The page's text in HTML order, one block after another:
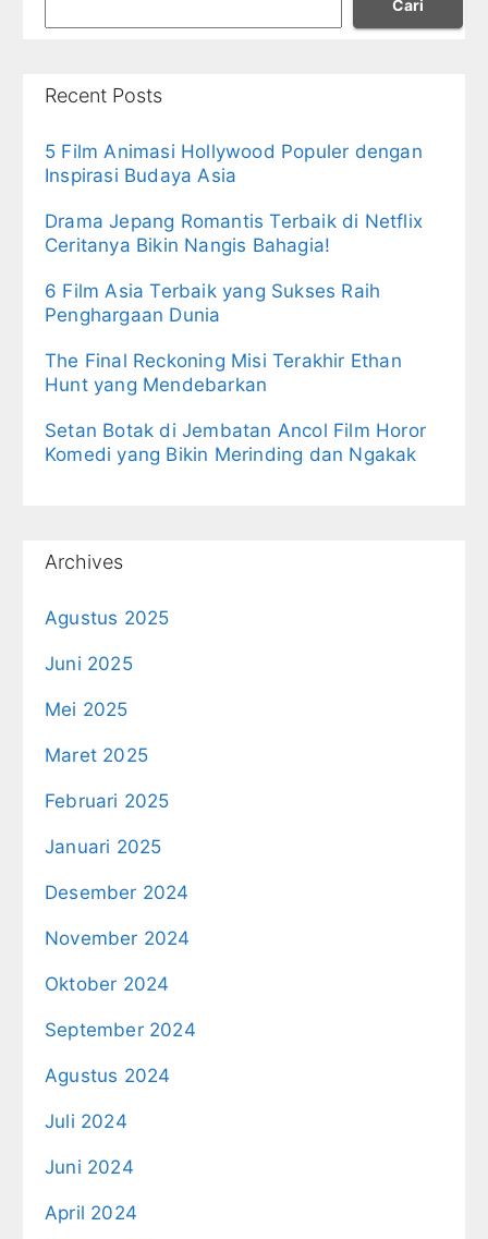
Cari
Recent Posts
5 Film Animasi Hollywood Populer dengan
Inspirasi Budaya Asia
Drama Jepang Romantis Terbaik di Netflix
Ceritanya Bikin Nangis Bahagia!
6 Film Asia Terbaik yang Sukses Raih
Penghargaan Dunia
The Final Reckoning Misi Terakhir Ethan
Hunt yang Mendebarkan
Setan Botak di Jembatan Ancol Film Horor
Komedi yang Bikin Merinding dan Ngakak
Archives
Agustus 2025
Juni 2025
Mei 2025
Maret 2025
Februari 2025
Januari 2025
Desember 2024
November 2024
Oktober 2024
September 2024
Agustus 2024
Juli 2024
Juni 2024
April 2024